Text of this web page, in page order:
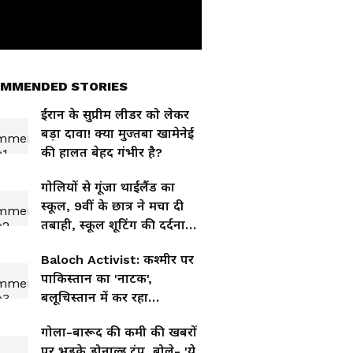
STORIES
ईरान के सुप्रीम लीडर को लेकर
बड़ा दावा! क्या मुज्तबा खामेनेई
की हालत बेहद गंभीर है?
गोलियों से गूंजा थाईलैंड का
स्कूल, 9वीं के छात्र ने मचा दी
तबाही, स्कूल शूटिंग की दर्दनाक
Baloch Activist: कश्मीर पर
पाकिस्तान का 'नाटक',
बलूचिस्तान में कर रहा
गोला-बारूद की कमी की खबरों